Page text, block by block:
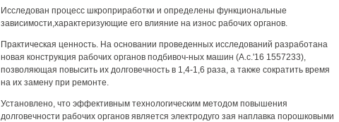
Исследован процесс шкроприработки и определены функциональные
зависимости,характеризующие его влияние на износ рабочих органов.
Практическая ценность. На основании проведенных исследований разработана
новая конструкция рабочих органов подбивоч-ных машин (A.c.'16 1557233),
позволяющая повысить их долговечность в 1,4-1,6 раза, а также сократить время
на их замену при ремонте.
Установлено, что эффективным технологическим методом повышения
долговечности рабочих органов является электродуго зая наплавка порошковыми